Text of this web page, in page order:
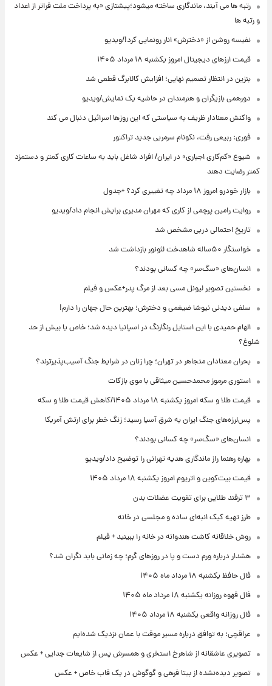
رتبه ها می آیند، ماندگاری ساخته میشود؛پیشتازی «به پرداخت ملت فراتر از اعداد
و رتبه ها
نفیسه روشن از «دخترش» انار رونمایی کرد!/ویدیو
قیمت ارزهای دیجیتال امروز یکشنبه ۱۸ مرداد ۱۴۰۵
بنزین در انتظار تصمیم نهایی؛ افزایش کالابرگ قطعی شد
دورهمی بازیگران و هنرمندان در حاشیه یک نمایش/ویدیو
واکنش معنادار ظریف به سیاستی که این روزها اسرائیل دنبال می کند
فوری: ربیعی رفت، نکونام سرمربی جدید تراکتور
شیوع «کم‌کاری اجباری» در ایران/ افراد شاغل باید به ساعات کاری کمتر و دستمزد
کمتر رضایت دهند
بازار خودرو امروز ۱۸ مرداد چه تغییری کرد؟ +جدول
روایت رامین پرچمی از کاری که مهران مدیری برایش انجام داد/ویدیو
تاریخ احتمالی دربی مشخص شد
خواستگار ۵۰ساله شاهدخت لئونور بازداشت شد
انسان‌های «سگ‌سر» چه کسانی بودند؟
نخستین تصویر لیونل مسی بعد از مرگ پدر+عکس و فیلم
سلفی دیدنی نیوشا ضیغمی و دخترش؛ بهترین حال جهان را دارم!
الهام حمیدی با این استایل رنگارنگ در اسپانیا دیده شد؛ خاص یا بیش از حد
شلوغ؟
بحران معتادان متجاهر در تهران؛ چرا زنان در شرایط جنگ آسیب‌پذیرترند؟
استوری مرموز محمدحسین میثاقی با موی بازکات
قیمت طلا و سکه امروز یکشنبه ۱۸ مرداد ۱۴۰۵/کاهش قیمت طلا و سکه
پس‌لرزه‌های جنگ ایران به شرق آسیا رسید؛ زنگ خطر برای ارتش آمریکا
انسان‌های «سگ‌سر» چه کسانی بودند؟
بهاره رهنما راز ماندگاری هدیه تهرانی را توضیح داد/ویدیو
قیمت بیت‌کوین و اتریوم امروز یکشنبه ۱۸ مرداد ۱۴۰۵
۳ ترفند طلایی برای تقویت عضلات بدن
طرز تهیه کیک انبه‌ای ساده و مجلسی در خانه
روش خلاقانه کاشت هندوانه در خانه را ببینید + فیلم
هشدار درباره ورم دست و پا در روزهای گرم؛ چه زمانی باید نگران شد؟
فال حافظ یکشنبه ۱۸ مرداد ماه ۱۴۰۵
فال قهوه روزانه یکشنبه ۱۸ مرداد ماه ۱۴۰۵
فال روزانه واقعی یکشنبه ۱۸ مرداد ۱۴۰۵
عراقچی: به توافق درباره مسیر موقت با عمان نزدیک شده‌ایم
تصویری عاشقانه از شاهرخ استخری و همسرش پس از شایعات جدایی + عکس
تصویر دیده‌نشده از بیتا فرهی و گوگوش در یک قاب خاص + عکس